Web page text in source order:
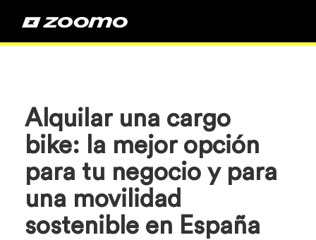
Alquilar una cargo
bike: la mejor opción
para tu negocio y para
una movilidad
sostenible en España